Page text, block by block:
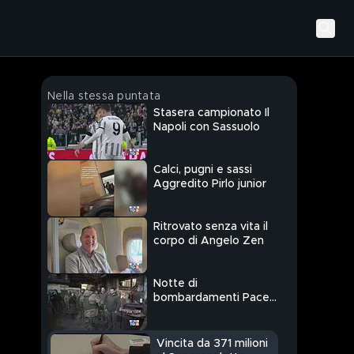
Nella stessa puntata
Stasera campionato Il
Napoli con Sassuolo
Calci, pugni e sassi
Aggredito Pirlo junior
Ritrovato senza vita il
corpo di Angelo Zen
Notte di
bombardamenti Pace
Vincita da 371 milioni